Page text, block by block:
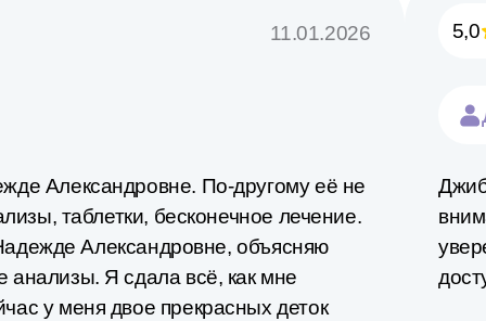
11.01.2026
Александровне. По-другому её не
таблетки, бесконечное лечение.
Александровне, объясняю
анализы. Я сдала всё, как мне
у меня двое прекрасных деток
5,0